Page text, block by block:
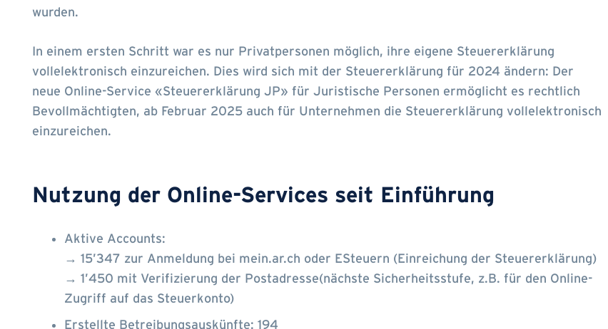
wurden.
In einem ersten Schritt war es nur Privatpersonen möglich, ihre eigene Steuererklärung
vollelektronisch einzureichen. Dies wird sich mit der Steuererklärung für 2024 ändern: Der
neue Online-Service «Steuererklärung JP» für Juristische Personen ermöglicht es rechtlich
Bevollmächtigten, ab Februar 2025 auch für Unternehmen die Steuererklärung vollelektronisch
einzureichen.
Nutzung der Online-Services seit Einführung
Aktive Accounts:
→ 15’347 zur Anmeldung bei mein.ar.ch oder ESteuern (Einreichung der Steuererklärung)
→ 1’450 mit Verifizierung der Postadresse(nächste Sicherheitsstufe, z.B. für den Online-
Zugriff auf das Steuerkonto)
Erstellte Betreibungsauskünfte: 194